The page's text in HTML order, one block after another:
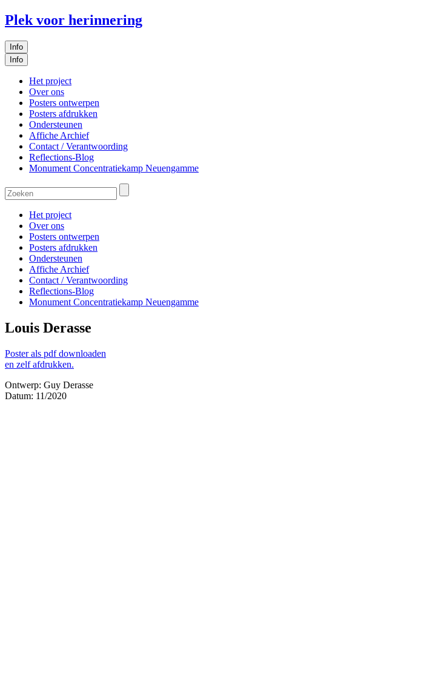
Plek voor herinnering
Info
Info
Het project
Over ons
Posters ontwerpen
Posters afdrukken
Ondersteunen
Affiche Archief
Contact / Verantwoording
Reflections-Blog
Monument Concentratiekamp Neuengamme
Het project
Over ons
Posters ontwerpen
Posters afdrukken
Ondersteunen
Affiche Archief
Contact / Verantwoording
Reflections-Blog
Monument Concentratiekamp Neuengamme
Louis Derasse
Poster als pdf downloaden
en zelf afdrukken.
Ontwerp: Guy Derasse
Datum: 11/2020